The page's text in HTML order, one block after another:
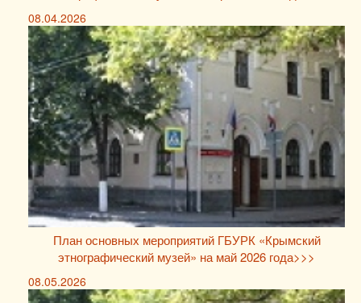
08.04.2026
План основных мероприятий ГБУРК «Крымский
этнографический музей» на май 2026 года>>>
08.05.2026